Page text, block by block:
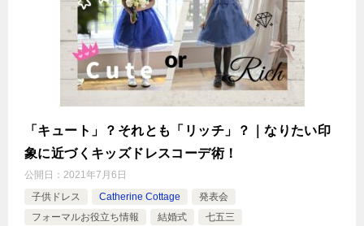
「キュート」？それとも「リッチ」？｜なりたい印
象に近づくキッズドレスコーデ術！
公開日： 2021年7月6日
子供ドレス
Catherine Cottage
発表会
フォーマルお役立ち情報
結婚式
七五三